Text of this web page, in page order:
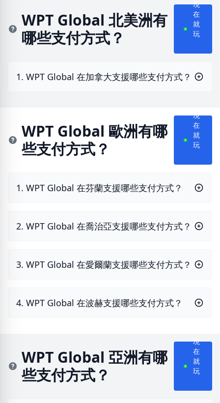
WPT Global 北美洲有
哪些支付方式？
現
在
就
玩
1. WPT Global 在加拿大支援哪些支付方式？
WPT Global 歐洲有哪
些支付方式？
現
在
就
玩
1. WPT Global 在芬蘭支援哪些支付方式？
2. WPT Global 在喬治亞支援哪些支付方式？
3. WPT Global 在愛爾蘭支援哪些支付方式？
4. WPT Global 在波赫支援哪些支付方式？
WPT Global 亞洲有哪
些支付方式？
現
在
就
玩